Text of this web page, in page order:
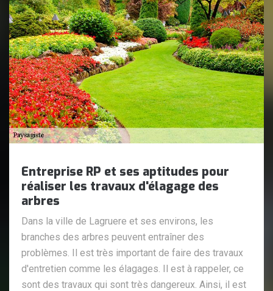
Entreprise RP et ses aptitudes pour
réaliser les travaux d'élagage des
arbres
Dans la ville de Lagruere et ses environs, les
branches des arbres peuvent entraîner des
problèmes. Il est très important de faire des travaux
d'entretien comme les élagages. Il est à rappeler, ce
sont des travaux qui sont très dangereux. Ainsi, il est